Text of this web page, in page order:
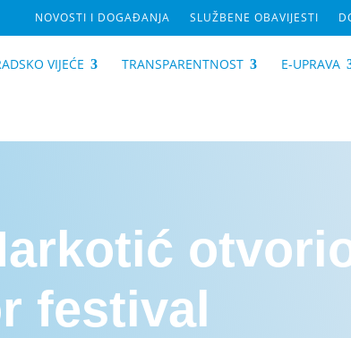
NOVOSTI I DOGAĐANJA SLUŽBENE OBAVIJESTI
VIJEĆE TRANSPARENTNOST E-UPRAVA
festival